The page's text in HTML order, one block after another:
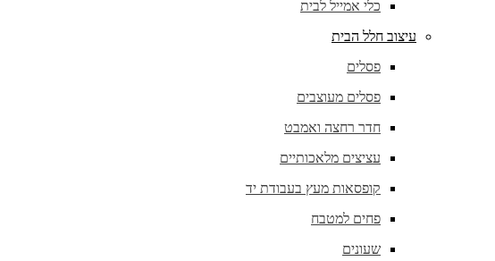
כלי אמייל לבית
עיצוב חלל הבית
פסלים
פסלים מעוצבים
חדר רחצה ואמבט
עציצים מלאכותיים
קופסאות מעץ בעבודת יד
פחים למטבח
שעונים